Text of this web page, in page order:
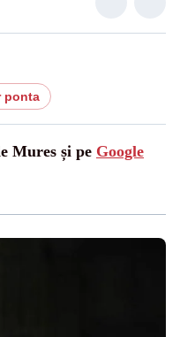
ponta
Mures și pe Google